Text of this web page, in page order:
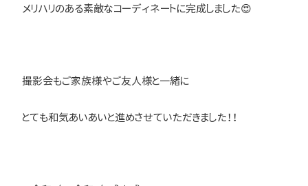
メリハリのある素敵なコーディネートに完成しました😍
撮影会もご家族様やご友人様と一緒に
とても和気あいあいと進めさせていただきました！！